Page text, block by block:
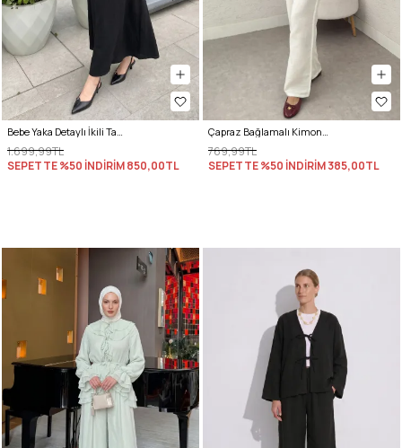
1.699,99TL
SEPETTE %50 İNDİRİM850,00TL
769,99TL
SEPETTE %50 İNDİRİM385,00TL